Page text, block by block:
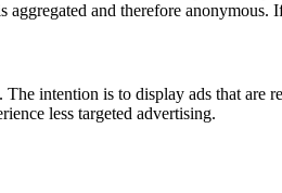
aggregated and therefore
intention is to display ads that
less targeted advertising.